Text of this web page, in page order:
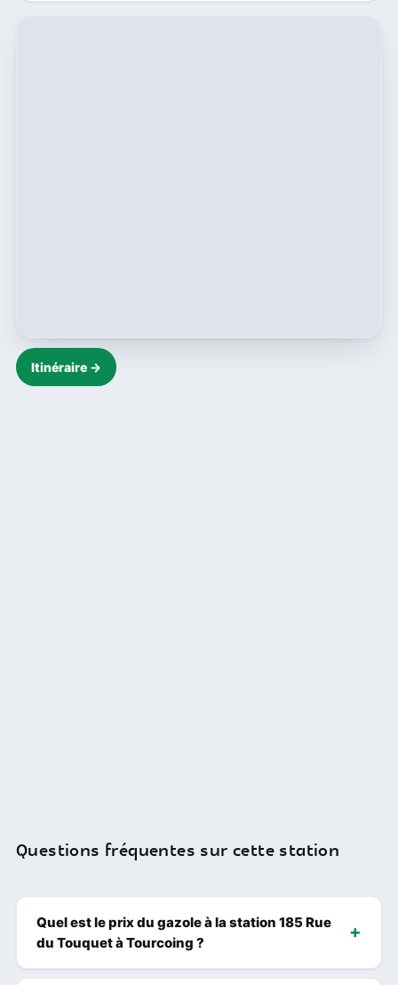
Itinéraire →
Questions fréquentes sur cette station
Quel est le prix du gazole à la station 185 Rue
du Touquet à Tourcoing ?